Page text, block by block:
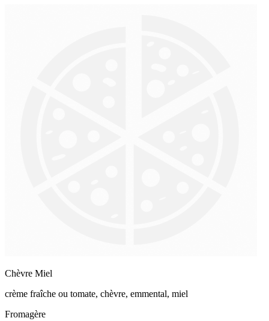
Chèvre Miel
crème fraîche ou tomate, chèvre, emmental, miel
Fromagère